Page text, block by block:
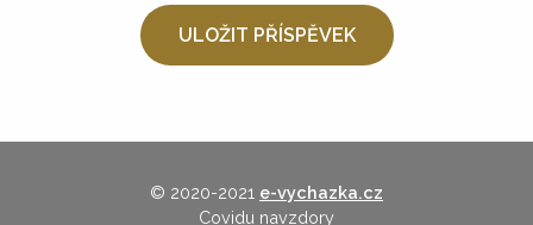
© 2020-2021 e-vychazka.cz
Covidu navzdory